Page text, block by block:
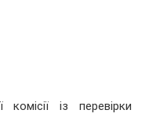
із перевірки